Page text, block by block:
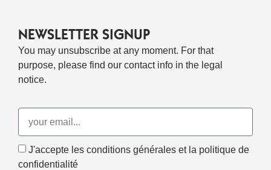
NEWSLETTER SIGNUP
You may unsubscribe at any moment. For that
purpose, please find our contact info in the legal
notice.
J'accepte les conditions générales et la politique de
confidentialité